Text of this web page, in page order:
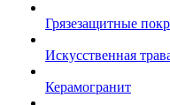
Грязезащитные
Искусственная
Керамогранит